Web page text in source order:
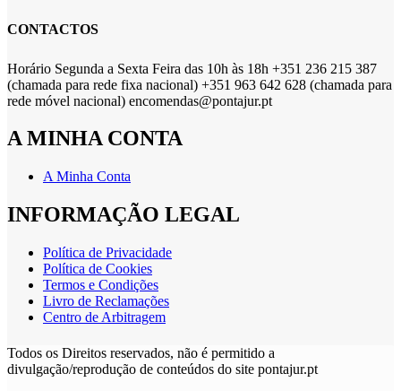
CONTACTOS
Horário Segunda a Sexta Feira das 10h às 18h +351 236 215 387
(chamada para rede fixa nacional) +351 963 642 628 (chamada para
rede móvel nacional) encomendas@pontajur.pt
A MINHA CONTA
A Minha Conta
INFORMAÇÃO LEGAL
Política de Privacidade
Política de Cookies
Termos e Condições
Livro de Reclamações
Centro de Arbitragem
Todos os Direitos reservados, não é permitido a
divulgação/reprodução de conteúdos do site pontajur.pt